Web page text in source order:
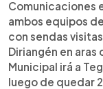
Comunicaciones
ambos equipos
con sendas
Diriangén en
Municipal irá a
luego de quedar